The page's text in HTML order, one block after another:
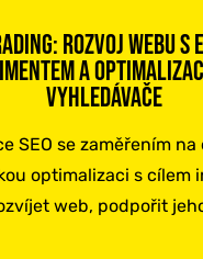
ROZVOJ WEBU S
A
VYHLEDÁVAČE
SEO se zaměřením na
optimalizaci s cílem
web, podpořit